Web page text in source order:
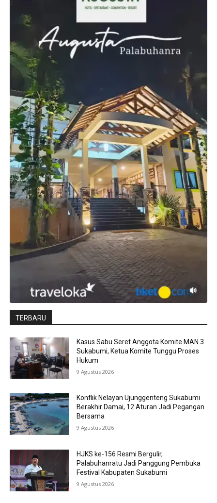
TERBARU
Kasus Sabu Seret Anggota Komite MAN 3
Sukabumi, Ketua Komite Tunggu Proses
Hukum
9 Agustus 2026
Konflik Nelayan Ujunggenteng Sukabumi
Berakhir Damai, 12 Aturan Jadi Pegangan
Bersama
9 Agustus 2026
HJKS ke-156 Resmi Bergulir,
Palabuhanratu Jadi Panggung Pembuka
Festival Kabupaten Sukabumi
9 Agustus 2026